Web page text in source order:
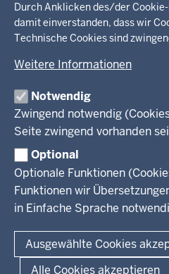
Durch Anklicken des/der
damit einverstanden, dass wir
Technische Cookies sind
Weitere Informationen
Notwendig
Zwingend notwendig
Seite zwingend vorhanden
Optional
Optionale Funktionen
Funktionen wir
in Einfache Sprache
Ausgewählte Cookies
Alle Cookies akzeptieren
Inhalte
Im Überblick
Inhalt
in
der
Fußzeile
Menü
Ministerium
Kinder
Jugend
Familie
LSBTIQ*
Gleichstellung
Presse
Pressemitteilungen
Pressekontakt
Fotos
RSS-Feeds
Broschürenservice
Bibliothek
Newsletter
Geschützter Kontakt
Landesportal NRW
#WTFuture
Fußzeile
Seitenübersicht Kontakt